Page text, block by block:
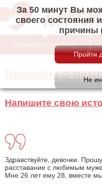
За 50 минут Вы
своего состояния
причины
Просьбы о помощи
Просьбы о
Напишите свою
Здравствуйте, девочки.
расставание с любимым
Мне 26 лет ему 28, вместе